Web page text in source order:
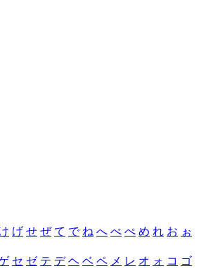
げ せ ぜ て で ね へ べ ぺ め れ お ぉ
セ ゼ テ デ ヘ ベ ペ メ レ オ ォ コ ゴ